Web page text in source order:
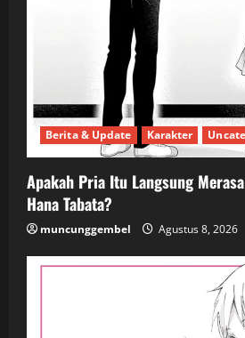
Berita & Update Karakter
Apakah Pria Itu Langsung
Hana Tabata?
muncunggembel Agustus 8, 2026